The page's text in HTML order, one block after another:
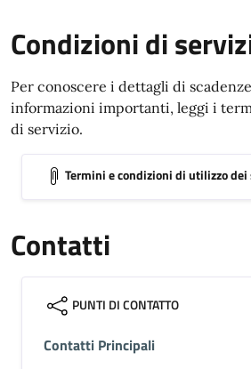
Condizioni di
Per conoscere i dettagli di
informazioni importanti, leggi i
di servizio.
Termini e condizioni di utilizzo dei
Contatti
PUNTI DI CONTATTO
Contatti Principali